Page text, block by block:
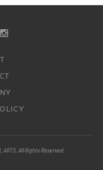
ARTS. All Rights Reserved.